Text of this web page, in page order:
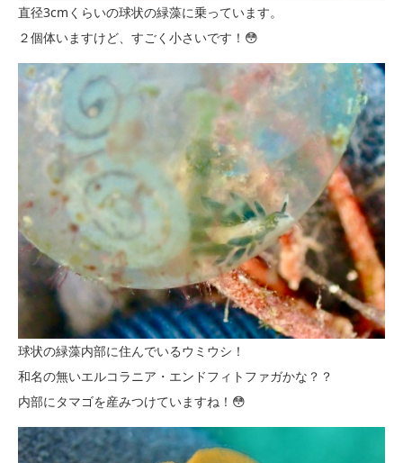
直径3cmくらいの球状の緑藻に乗っています。
２個体いますけど、すごく小さいです！😳
球状の緑藻内部に住んでいるウミウシ！
和名の無いエルコラニア・エンドフィトファガかな？？
内部にタマゴを産みつけていますね！😳